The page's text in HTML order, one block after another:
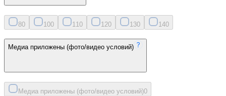
80 100 11 0 120 130 140
Медиа приложены (фото/видео условий)
Медиа приложены (фото/видео условий)0